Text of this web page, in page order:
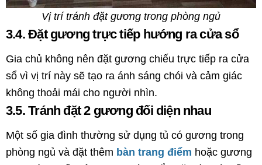
Vị trí tránh đặt gương trong phòng ngủ
3.4. Đặt gương trực tiếp hướng ra cửa sổ
Gia chủ không nên đặt gương chiếu trực tiếp ra cửa
sổ vì vị trí này sẽ tạo ra ánh sáng chói và cảm giác
không thoải mái cho người nhìn.
3.5. Tránh đặt 2 gương đối diện nhau
Một số gia đình thường sử dụng tủ có gương trong
phòng ngủ và đặt thêm bàn trang điểm hoặc gương